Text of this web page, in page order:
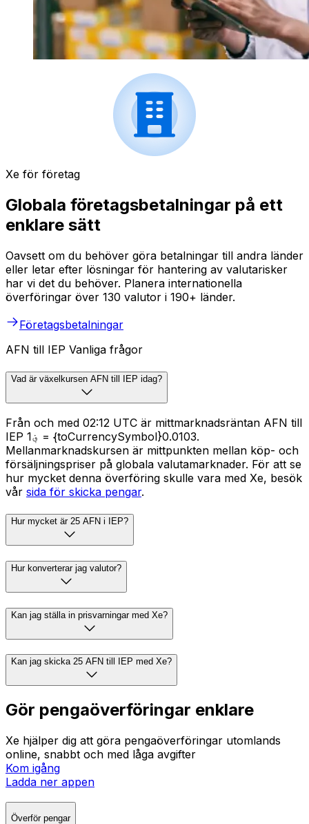
Xe för företag
Globala företagsbetalningar på ett
enklare sätt
Oavsett om du behöver göra betalningar till andra länder
eller letar efter lösningar för hantering av valutarisker
har vi det du behöver. Planera internationella
överföringar över 130 valutor i 190+ länder.
Företagsbetalningar
AFN till IEP Vanliga frågor
Vad är växelkursen AFN till IEP idag?
Från och med 02:12 UTC är mittmarknadsräntan AFN till
IEP ؋1 = {toCurrencySymbol}0.0103.
Mellanmarknadskursen är mittpunkten mellan köp- och
försäljningspriser på globala valutamarknader. För att se
hur mycket denna överföring skulle vara med Xe, besök
vår sida för skicka pengar.
Hur mycket är 25 AFN i IEP?
Hur konverterar jag valutor?
Kan jag ställa in prisvarningar med Xe?
Kan jag skicka 25 AFN till IEP med Xe?
Gör pengaöverföringar enklare
Xe hjälper dig att göra pengaöverföringar utomlands
online, snabbt och med låga avgifter
Kom igång
Ladda ner appen
Överför pengar